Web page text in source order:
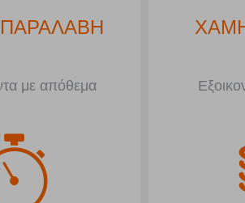
με απόθεμα